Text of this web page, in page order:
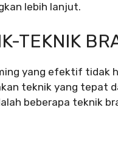
lebih lanjut.
TEKNIK
yang efektif tidak
teknik yang tepat
beberapa teknik